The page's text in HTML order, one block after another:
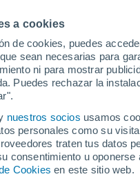
a cookies
de cookies, puedes
sean necesarias para
ni para mostrar
Puedes rechazar la
nuestros socios usamos
personales como su
traten tus datos
consentimiento u
Cookies en este sitio web.
5 14 9 6
-